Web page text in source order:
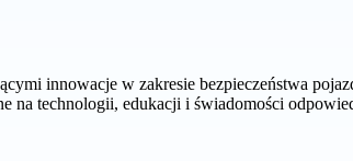
innowacje w zakresie bezpieczeństwa
na technologii, edukacji i świadomości